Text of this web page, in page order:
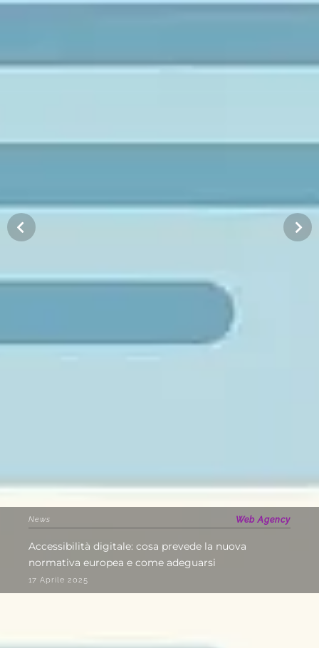
News Web Agency
Accessibilità digitale: cosa prevede la nuova
normativa europea e come adeguarsi
17 Aprile 2025